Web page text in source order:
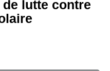
lutte contre